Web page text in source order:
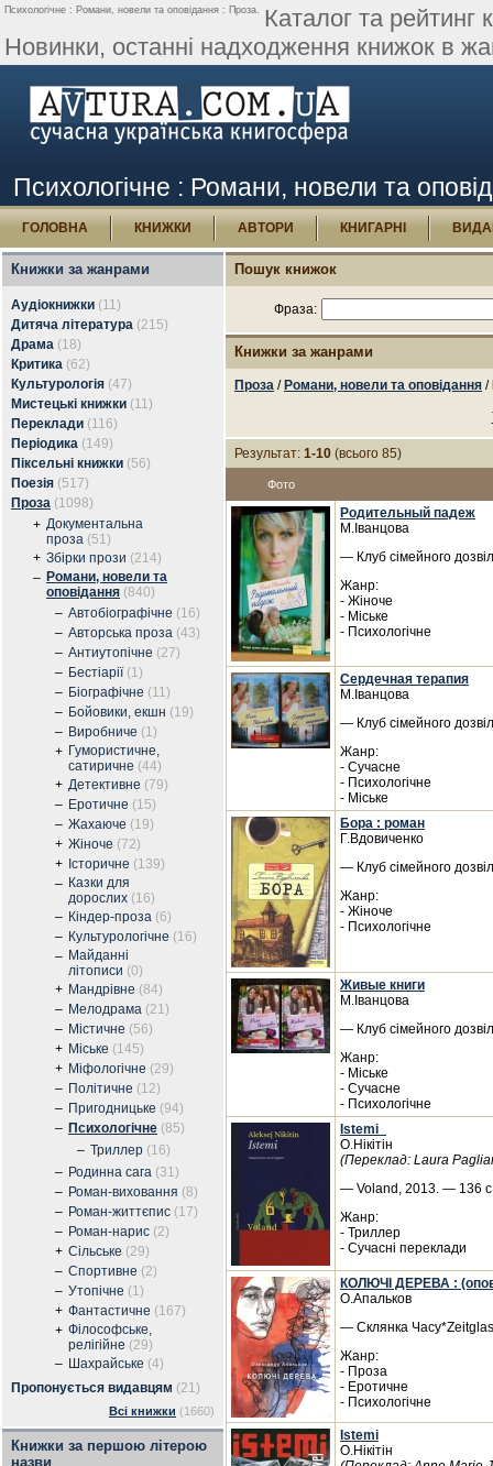
Психологічне : Романи, новели та оповідання : Проза. Каталог та рейтинг
Новинки, останні надходження книжок в
Психологічне : Романи, новели та
ГОЛОВНА КНИЖКИ АВТОРИ КНИГАРНІ
Книжки за жанрами
Аудіокнижки (11)
Дитяча література (215)
Драма (18)
Критика (62)
Культурологія (47)
Мистецькі книжки (11)
Переклади (116)
Періодика (149)
Піксельні книжки (56)
Поезія (517)
Проза (1098)
+ Документальна
проза (51)
+ Збірки прози (214)
– Романи, новели та
оповідання (840)
– Автобіографічне (16)
– Авторська проза (43)
– Антиутопічне (27)
– Бестіарії (1)
– Біографічне (11)
– Бойовики, екшн (19)
– Виробниче (1)
+ Гумористичне,
сатиричне (44)
+ Детективне (79)
– Еротичне (15)
– Жахаюче (19)
+ Жіноче (72)
+ Історичне (139)
– Казки для
дорослих (16)
– Кіндер-проза (6)
– Культурологічне (16)
– Майданні
літописи (0)
+ Мандрівне (84)
– Мелодрама (21)
– Містичне (56)
+ Міське (145)
+ Міфологічне (29)
– Політичне (12)
– Пригодницьке (94)
– Психологічне (85)
– Триллер (16)
– Родинна сага (31)
– Роман-виховання (8)
– Роман-життєпис (17)
– Роман-нарис (2)
+ Сільське (29)
– Спортивне (2)
– Утопічне (1)
+ Фантастичне (167)
+ Філософське,
релігійне (29)
– Шахрайське (4)
Пропонується видавцям (21)
Всі книжки (1660)
Книжки за першою літерою
назви
Пошук книжок
Фраза:
Книжки за жанрами
Проза / Романи, новели та оповідання /
Результат: 1-10 (всього 85)
Фото
Родительный падеж
М.Іванцова
— Клуб сімейного
Жанр:
- Жіноче
- Міське
- Психологічне
Сердечная терапия
М.Іванцова
— Клуб сімейного
Жанр:
- Сучасне
- Психологічне
- Міське
Бора : роман
Г.Вдовиченко
— Клуб сімейного
Жанр:
- Жіноче
- Психологічне
Живые книги
М.Іванцова
— Клуб сімейного
Жанр:
- Міське
- Сучасне
- Психологічне
Istemi_
О.Нікітін
(Переклад: Laura
— Voland, 2013. — 136
Жанр:
- Триллер
- Сучасні переклади
КОЛЮЧІ ДЕРЕВА :
О.Апальков
— Склянка
Жанр:
- Проза
- Еротичне
- Психологічне
Istemi
О.Нікітін